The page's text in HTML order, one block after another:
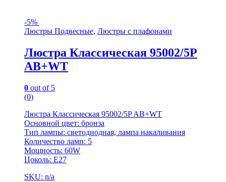
-5%
Люстры Подвесные, Люстры с плафонами
Люстра Классическая 95002/5P
AB+WT
0 out of 5
(0)
Люстра Классическая 95002/5P AB+WT
Основной цвет: бронза
Тип лампы: светодиодная, лампа накаливания
Количество ламп: 5
Мощность: 60W
Цоколь: E27
SKU: n/a